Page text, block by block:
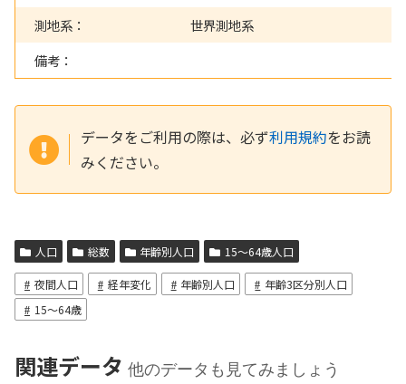
測地系：
世界測地系
備考：
データをご利用の際は、必ず利用規約をお読
みください。
人口 総数 年齢別人口 15～64歳人口
夜間人口 経年変化 年齢別人口
年齢3区分別人口
15～64歳
関連データ 他のデータも見てみましょう